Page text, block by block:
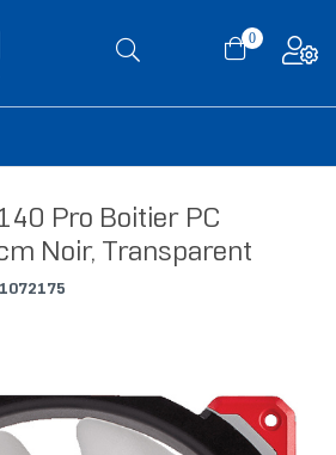
0
Pro Boitier PC
Noir, Transparent